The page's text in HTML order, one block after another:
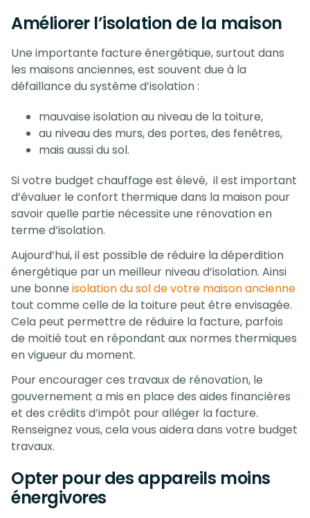
Améliorer l’isolation de la maison
Une importante facture énergétique, surtout dans
les maisons anciennes, est souvent due à la
défaillance du système d’isolation :
mauvaise isolation au niveau de la toiture,
au niveau des murs, des portes, des fenêtres,
mais aussi du sol.
Si votre budget chauffage est élevé, il est important
d’évaluer le confort thermique dans la maison pour
savoir quelle partie nécessite une rénovation en
terme d’isolation.
Aujourd’hui, il est possible de réduire la déperdition
énergétique par un meilleur niveau d’isolation. Ainsi
une bonne isolation du sol de votre maison ancienne
tout comme celle de la toiture peut être envisagée.
Cela peut permettre de réduire la facture, parfois
de moitié tout en répondant aux normes thermiques
en vigueur du moment.
Pour encourager ces travaux de rénovation, le
gouvernement a mis en place des aides financières
et des crédits d’impôt pour alléger la facture.
Renseignez vous, cela vous aidera dans votre budget
travaux.
Opter pour des appareils moins
énergivores